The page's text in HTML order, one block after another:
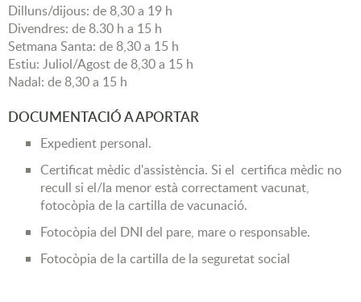
Dilluns/dijous: de 8,30 a 19 h
Divendres: de 8.30 h a 15 h
Setmana Santa: de 8,30 a 15 h
Estiu: Juliol/Agost de 8,30 a 15 h
Nadal: de 8,30 a 15 h
DOCUMENTACIÓ A APORTAR
Expedient personal.
Certificat mèdic d'assistència. Si el certifica mèdic no
recull si el/la menor està correctament vacunat,
fotocòpia de la cartilla de vacunació.
Fotocòpia del DNI del pare, mare o responsable.
Fotocòpia de la cartilla de la seguretat social